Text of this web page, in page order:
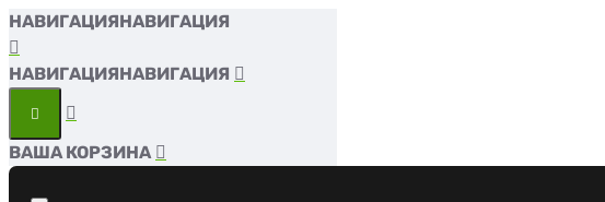
НАВИГАЦИЯ
НАВИГАЦИЯ
ВАША КОРЗИНА